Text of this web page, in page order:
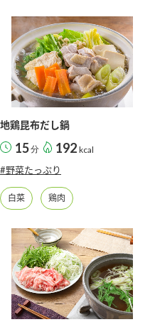
中華
レモン果汁
おすしの素
米飯用調味液
Fibee
アーカイブ）
ージアム）
いること
地鶏昆布だし鍋
15分 192 kcal
#野菜たっぷり
白菜 鶏肉